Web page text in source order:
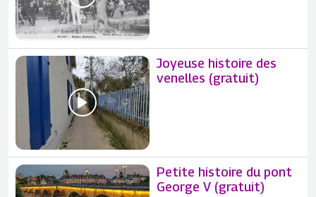
Joyeuse histoire des
venelles (gratuit)
Petite histoire du pont
George V (gratuit)